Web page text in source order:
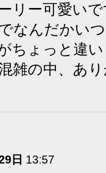
リー可愛い
なんだかい
ちょっと違
雑の中、あ
日 13:57